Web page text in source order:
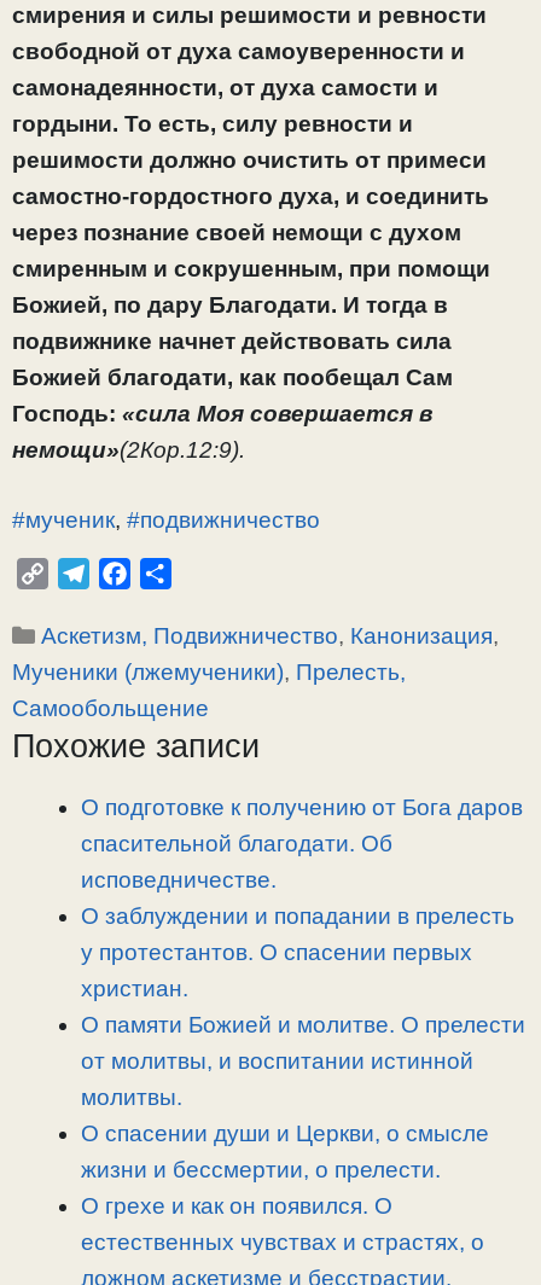
смирения и силы решимости и ревности
свободной от духа самоуверенности и
самонадеянности, от духа самости и
гордыни. То есть, силу ревности и
решимости должно очистить от примеси
самостно-гордостного духа, и соединить
через познание своей немощи с духом
смиренным и сокрушенным, при помощи
Божией, по дару Благодати. И тогда в
подвижнике начнет действовать сила
Божией благодати, как пообещал Сам
Господь: «сила Моя совершается в
немощи»(2Кор.12:9).
#мученик, #подвижничество
p
y
n
l
e
g
a
c
e
o
п
р
и
Рубрики
Аскетизм, Подвижничество, Канонизация,
Мученики (лжемученики), Прелесть,
Самообольщение
Похожие записи
О подготовке к получению от Бога даров
спасительной благодати. Об
исповедничестве.
О заблуждении и попадании в прелесть
у протестантов. О спасении первых
христиан.
О памяти Божией и молитве. О прелести
от молитвы, и воспитании истинной
молитвы.
О спасении души и Церкви, о смысле
жизни и бессмертии, о прелести.
О грехе и как он появился. О
естественных чувствах и страстях, о
ложном аскетизме и бесстрастии.